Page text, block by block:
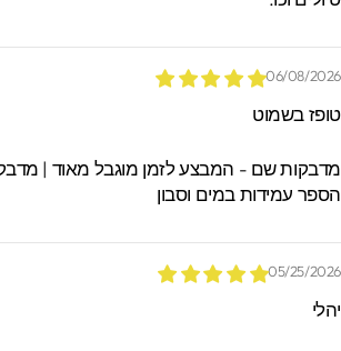
06/08/
בשמוט
שם - המבצע לזמן מוגבל מאוד |
עמידות במים וסבון
05/25/